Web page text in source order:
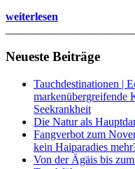
weiterlesen
Neueste Beiträge
Tauchdestinationen |
markenübergreifende
Seekrankheit
Die Natur als
Fangverbot zum
kein Haiparadies
Von der Ägäis bis